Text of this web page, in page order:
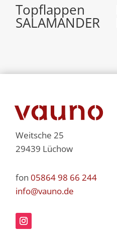
Topflappen
SALAMANDER
Weitsche 25
29439 Lüchow
fon05864 98 66 244
info@vauno.de